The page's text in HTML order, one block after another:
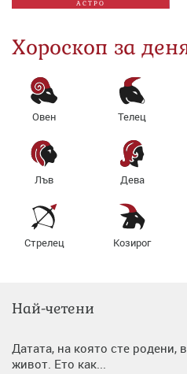
АСТРО
Хороскоп за
Овен Телец
Лъв Дева
Стрелец Козирог
Най-четени
Датата, на която сте родени,
живот. Ето как...